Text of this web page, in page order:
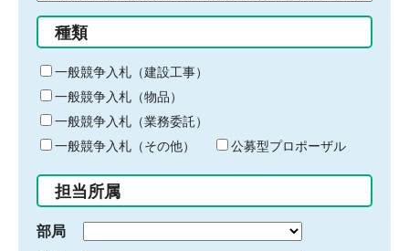
る
キ
ー
ワ
ー
ド
入
力
種類
一般競争入札（建設工事）
一般競争入札（物品）
一般競争入札（業務委託）
一般競争入札（その他）
公募型プロポーザル
担当所属
部局